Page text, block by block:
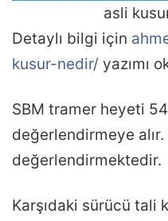
asli
Detaylı bilgi için
kusur-nedir/ yazımı
SBM tramer heyeti
değerlendirmeye
değerlendirmektedir.
Karşıdaki sürücü tali